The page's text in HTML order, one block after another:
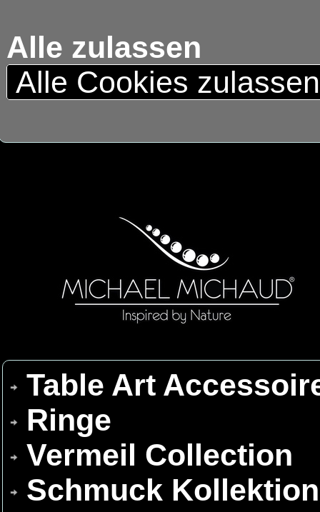
Alle zulassen
Alle Cookies
Table Art
Ringe
Vermeil Collection
Schmuck